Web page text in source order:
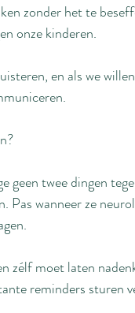
zonder het te
onze kinderen.
en als we
geen twee dingen
Pas wanneer ze
zélf moet laten
reminders sturen